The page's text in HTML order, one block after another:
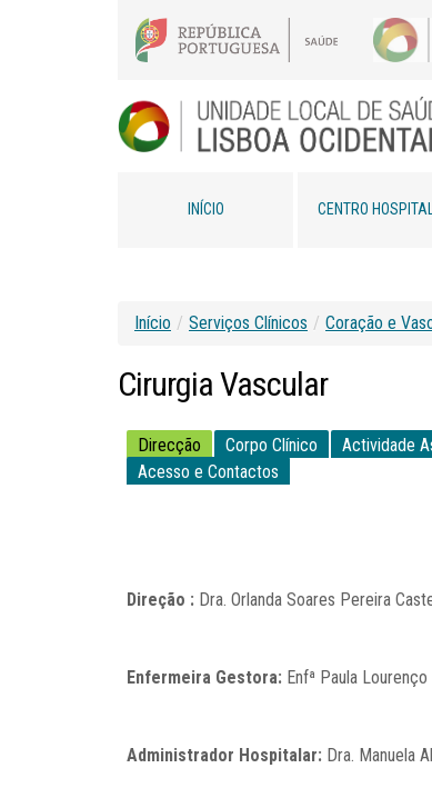
INÍCIO CENTRO
Início / Serviços Clínicos / Coração e
Cirurgia Vascular
Direcção Corpo Clínico Actividade
Acesso e Contactos
Direção : Dra. Orlanda Soares Pereira
Enfermeira Gestora: Enfª Paula Lourenço
Administrador Hospitalar: Dra. Manuela